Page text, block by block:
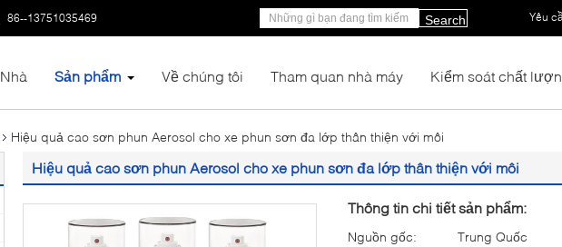
86--13751035469 Yêu
Search
Nhà Sản phẩm Về chúng tôi Tham quan nhà máy Kiểm soát chất
Hiệu quả cao sơn phun Aerosol cho xe phun sơn đa lớp thân thiện với môi
Hiệu quả cao sơn phun Aerosol cho xe phun sơn đa lớp thân thiện với môi
Thông tin chi tiết sản phẩm:
Nguồn gốc:
Trung Quốc